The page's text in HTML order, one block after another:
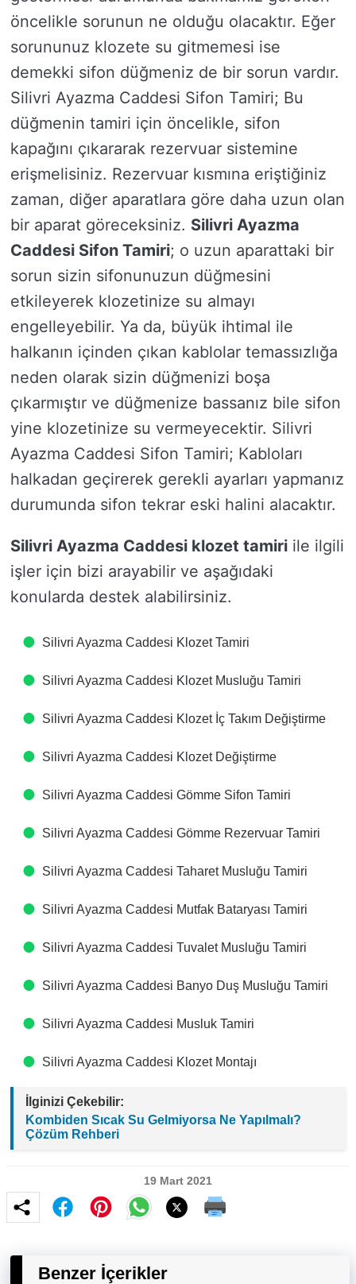
öncelikle sorunun ne olduğu olacaktır. Eğer
sorununuz klozete su gitmemesi ise
demekki sifon düğmeniz de bir sorun vardır.
Silivri Ayazma Caddesi Sifon Tamiri; Bu
düğmenin tamiri için öncelikle, sifon
kapağını çıkararak rezervuar sistemine
erişmelisiniz. Rezervuar kısmına eriştiğiniz
zaman, diğer aparatlara göre daha uzun olan
bir aparat göreceksiniz. Silivri Ayazma
Caddesi Sifon Tamiri; o uzun aparattaki bir
sorun sizin sifonunuzun düğmesini
etkileyerek klozetinize su almayı
engelleyebilir. Ya da, büyük ihtimal ile
halkanın içinden çıkan kablolar temassızlığa
neden olarak sizin düğmenizi boşa
çıkarmıştır ve düğmenize bassanız bile sifon
yine klozetinize su vermeyecektir. Silivri
Ayazma Caddesi Sifon Tamiri; Kabloları
halkadan geçirerek gerekli ayarları yapmanız
durumunda sifon tekrar eski halini alacaktır.
Silivri Ayazma Caddesi klozet tamiri ile ilgili
işler için bizi arayabilir ve aşağıdaki
konularda destek alabilirsiniz.
Silivri Ayazma Caddesi Klozet Tamiri
Silivri Ayazma Caddesi Klozet Musluğu Tamiri
Silivri Ayazma Caddesi Klozet İç Takım Değiştirme
Silivri Ayazma Caddesi Klozet Değiştirme
Silivri Ayazma Caddesi Gömme Sifon Tamiri
Silivri Ayazma Caddesi Gömme Rezervuar Tamiri
Silivri Ayazma Caddesi Taharet Musluğu Tamiri
Silivri Ayazma Caddesi Mutfak Bataryası Tamiri
Silivri Ayazma Caddesi Tuvalet Musluğu Tamiri
Silivri Ayazma Caddesi Banyo Duş Musluğu Tamiri
Silivri Ayazma Caddesi Musluk Tamiri
Silivri Ayazma Caddesi Klozet Montajı
İlginizi Çekebilir:
Kombiden Sıcak Su Gelmiyorsa Ne Yapılmalı?
Çözüm Rehberi
19 Mart 2021
Benzer İçerikler